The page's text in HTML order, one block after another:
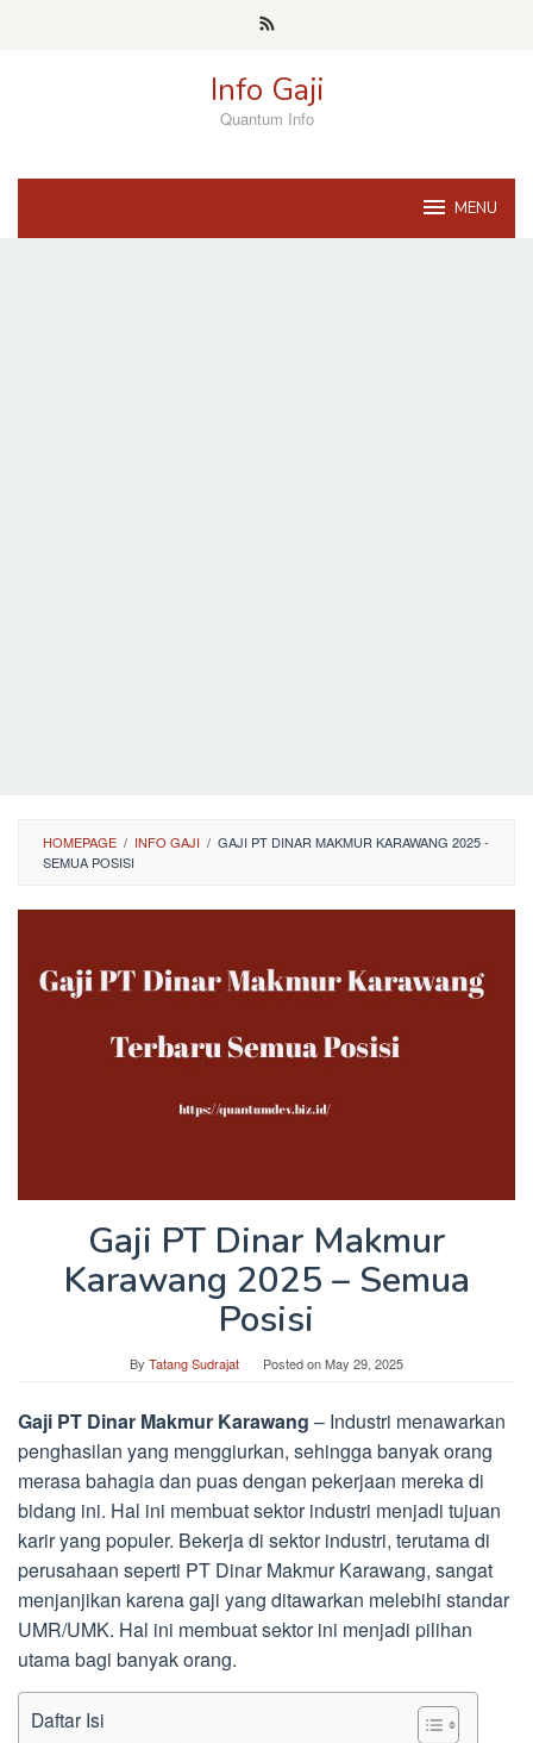
Info Gaji
Quantum Info
MENU
HOMEPAGE / INFO GAJI / GAJI PT DINAR MAKMUR KARAWANG 2025 -
SEMUA POSISI
Gaji PT Dinar Makmur
Karawang 2025 – Semua
Posisi
By Tatang Sudrajat Posted onMay 29, 2025
Gaji PT Dinar Makmur Karawang – Industri menawarkan
penghasilan yang menggiurkan, sehingga banyak orang
merasa bahagia dan puas dengan pekerjaan mereka di
bidang ini. Hal ini membuat sektor industri menjadi tujuan
karir yang populer. Bekerja di sektor industri, terutama di
perusahaan seperti PT Dinar Makmur Karawang, sangat
menjanjikan karena gaji yang ditawarkan melebihi standar
UMR/UMK. Hal ini membuat sektor ini menjadi pilihan
utama bagi banyak orang.
Daftar Isi